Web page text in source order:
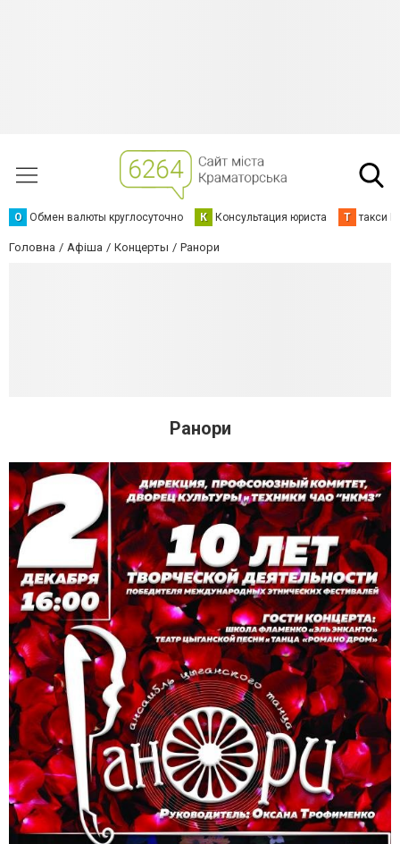
О Обмен валюты круглосуточно К Консультация юриста Т такси
Головна Афіша Концерты Ранори
Ранори